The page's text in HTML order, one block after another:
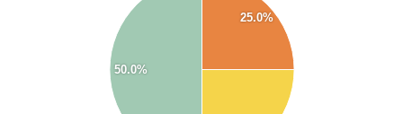
25.0%
50.0%